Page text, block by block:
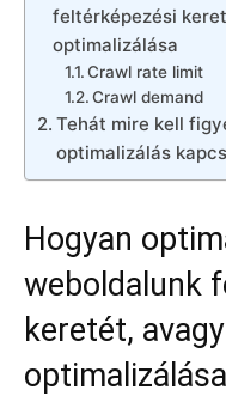
feltérképezési
optimalizálása
Crawl rate limit
Crawl demand
Tehát mire kell
optimalizálás
Hogyan
weboldalunk
keretét,
optimalizálása